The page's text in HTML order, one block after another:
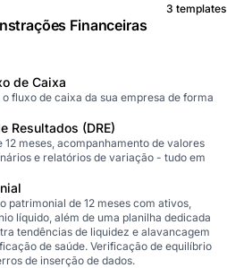
Financeiras
3 templates
de Caixa
fluxo de caixa da sua empresa de forma
Resultados (DRE)
12 meses, acompanhamento de valores
e relatórios de variação - tudo em
patrimonial de 12 meses com ativos,
líquido, além de uma planilha dedicada
tendências de liquidez e alavancagem
de saúde. Verificação de equilíbrio
de inserção de dados.